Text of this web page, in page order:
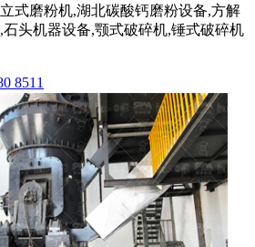
式磨粉机,湖北碳酸钙磨粉设备,方解
头机器设备,颚式破碎机,锤式破碎机
8511